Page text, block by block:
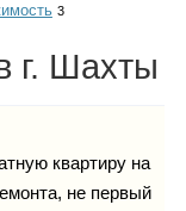
3
г. Шахты
квартиру на
не первый